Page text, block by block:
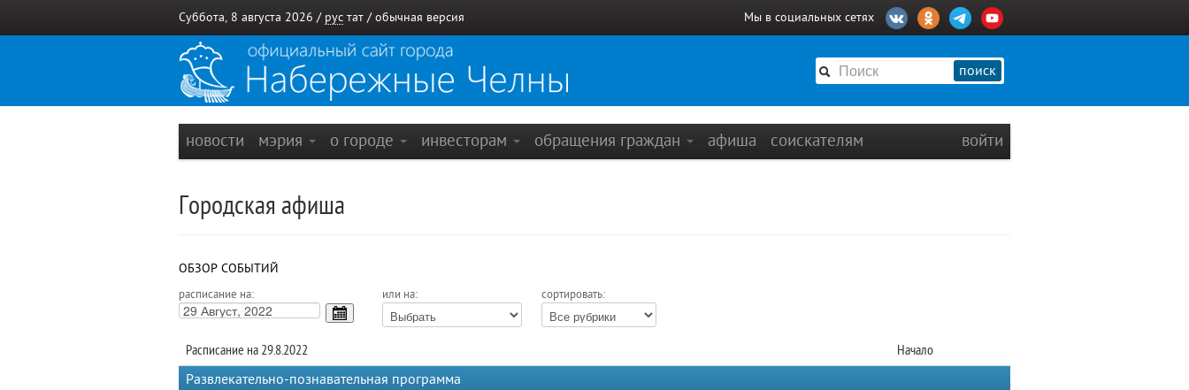
Суббота, 8 августа 2026 / рус тат / обычная версия Мы в социальных сетях
поиск
новости мэрия о городе инвесторам обращения граждан афиша соискателям войти
Городская афиша
ОБЗОР СОБЫТИЙ
расписание на: или на: сортировать:
Расписание на 29.8.2022
Начало
Развлекательно-познавательная программа